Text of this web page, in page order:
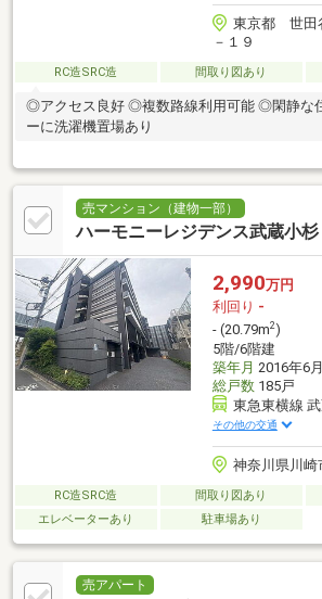
東京都 世田
－１９
RC造SRC造 間取り図あり
◎アクセス良好 ◎複数路線利用可能 ◎閑静な
ーに洗濯機置場あり
売マンション（建物一部）
ハーモニーレジデンス武蔵小杉
2,990万円
利回り -
- (20.79m2)
5階/6階建
築年月 2016年6
総戸数185戸
東急東横線
その他の交通
神奈川県川崎
RC造SRC造 間取り図あり
エレベーターあり
駐車場あり
売アパート